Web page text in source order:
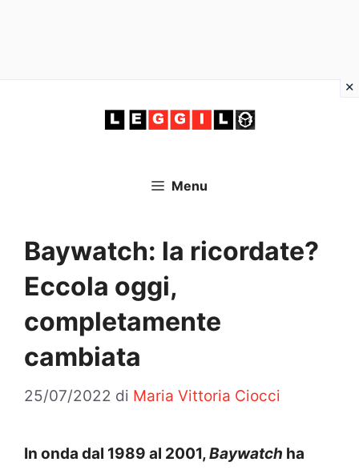
Menu
Baywatch: la ricordate?
Eccola oggi,
completamente
cambiata
25/07/2022 di Maria Vittoria Ciocci
In onda dal 1989 al 2001,Baywatch ha